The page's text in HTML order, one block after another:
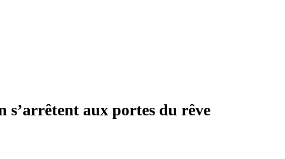
aux portes du rêve